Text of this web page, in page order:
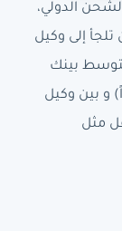
الدولي،
إلى وكيل
بينك
و بين وكيل
مثل